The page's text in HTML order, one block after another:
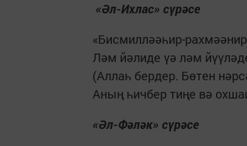
«Әл-Ихлас» сүрәсе
«Бисмилләәһир-
Ләм йәлиде үә ләм
(Аллаһ бердер. Бөтен
Аның һичбер тиңе вә
«Әл-Фәләк» сүрәсе